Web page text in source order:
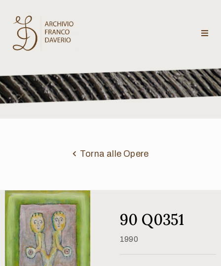
Archivio
Franco
Daverio
critici
Contatti
Torna alle Opere
90 Q0351
1990